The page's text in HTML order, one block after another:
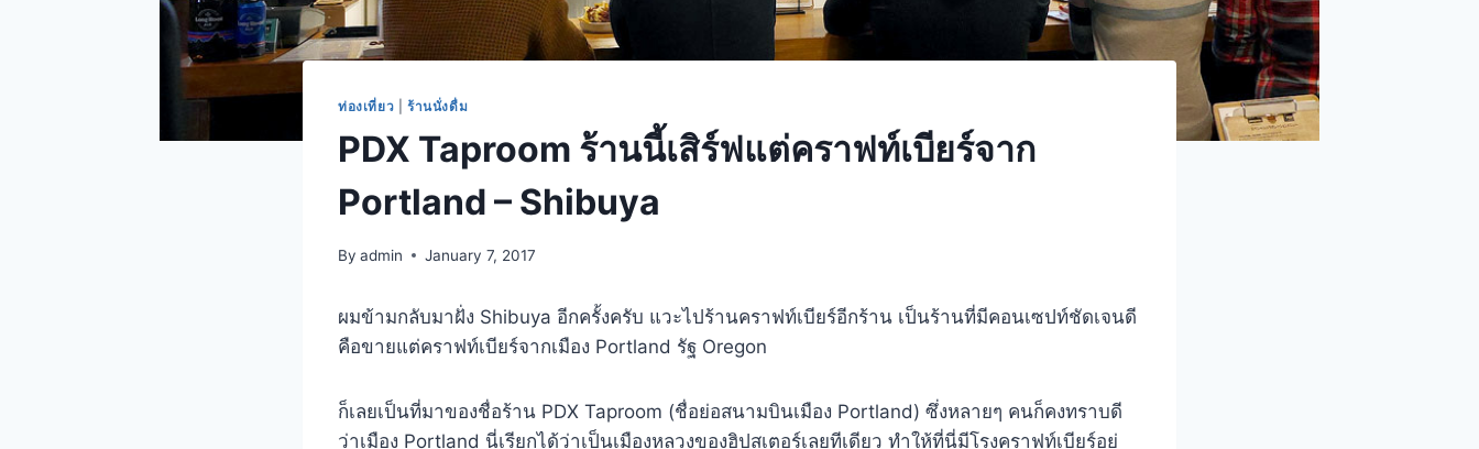
ท่องเที่ยว ร้านนั่งดื่ม
PDX Taproom ร้านนี้เสิร์ฟแต่คราฟท์เบียร์จาก
Portland – Shibuya
By admin January 7, 2017
ผมข้ามกลับมาฝั่ง Shibuya อีกครั้งครับ แวะไปร้านคราฟท์เบียร์อีกร้าน เป็นร้านที่มีคอนเซปท์ชัดเจนดี
คือขายแต่คราฟท์เบียร์จากเมือง Portland รัฐ Oregon
ก็เลยเป็นที่มาของชื่อร้าน PDX Taproom (ชื่อย่อสนามบินเมือง Portland) ซึ่งหลายๆ คนก็คงทราบดี
ว่าเมือง Portland นี่เรียกได้ว่าเป็นเมืองหลวงของฮิปสเตอร์เลยทีเดียว ทำให้ที่นี่มีโรงคราฟท์เบียร์อยู่